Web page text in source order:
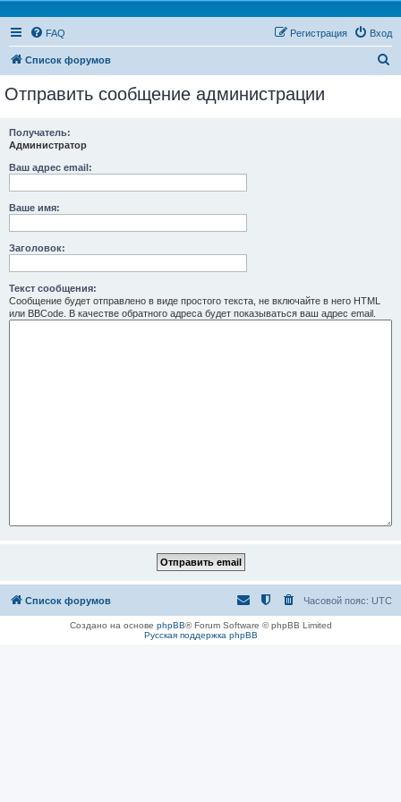
FAQ Вход
Регистрация
Список форумов
Отправить сообщение администрации
Получатель:
Администратор
Ваш адрес email:
Ваше имя:
Заголовок:
Текст сообщения:
Сообщение будет отправлено в виде простого текста, не включайте в него HTML
или BBCode. В качестве обратного адреса будет показываться ваш адрес email.
Список форумов Часовой пояс: UTC
Создано на основе phpBB® Forum Software © phpBB Limited
Русская поддержка phpBB